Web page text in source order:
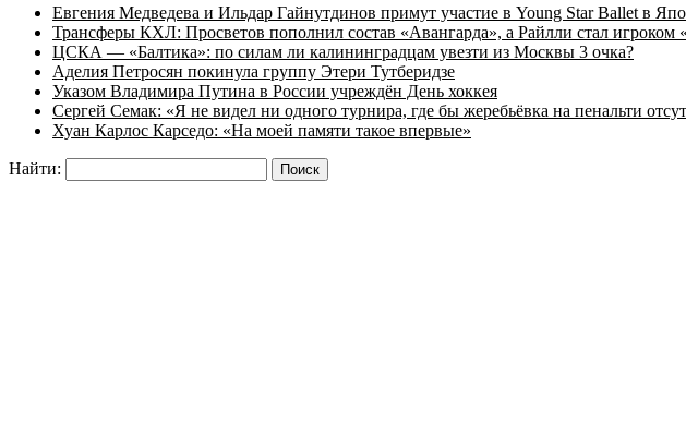
Евгения Медведева и Ильдар Гайнутдинов примут участие в Young Star Ballet в
Трансферы КХЛ: Просветов пополнил состав «Авангарда», а Райлли стал игроком
ЦСКА — «Балтика»: по силам ли калининградцам увезти из Москвы 3 очка?
Аделия Петросян покинула группу Этери Тутберидзе
Указом Владимира Путина в России учреждён День хоккея
Сергей Семак: «Я не видел ни одного турнира, где бы жеребьёвка на пенальти
Хуан Карлос Карседо: «На моей памяти такое впервые»
Найти: